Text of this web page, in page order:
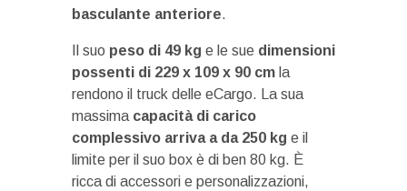
basculante anteriore.
Il suo peso di 49 kg e le sue dimensioni
possenti di 229 x 109 x 90 cm la
rendono il truck delle eCargo. La sua
massima capacità di carico
complessivo arriva a da 250 kg e il
limite per il suo box è di ben 80 kg. È
ricca di accessori e personalizzazioni,